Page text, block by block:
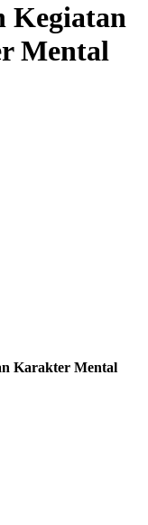
Kegiatan
Mental
Karakter Mental